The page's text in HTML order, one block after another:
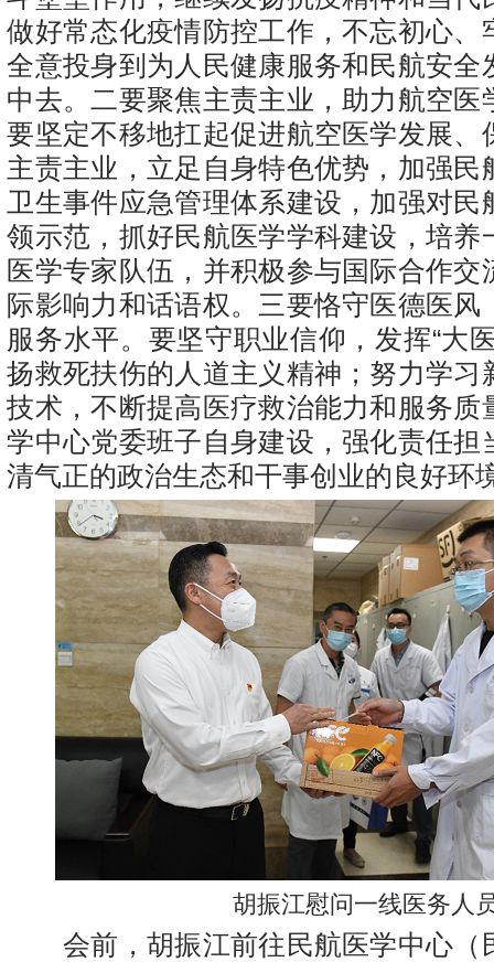
做好常态化疫情防控工作，不忘初心、
全意投身到为人民健康服务和民航安全
中去。二要聚焦主责主业，助力航空医
要坚定不移地扛起促进航空医学发展、
主责主业，立足自身特色优势，加强民
卫生事件应急管理体系建设，加强对民
领示范，抓好民航医学学科建设，培养
医学专家队伍，并积极参与国际合作交
际影响力和话语权。三要恪守医德医风
服务水平。要坚守职业信仰，发挥“大
扬救死扶伤的人道主义精神；努力学习
技术，不断提高医疗救治能力和服务质
学中心党委班子自身建设，强化责任担
清气正的政治生态和干事创业的良好环
胡振江慰问一线医务人
会前，胡振江前往民航医学中心（